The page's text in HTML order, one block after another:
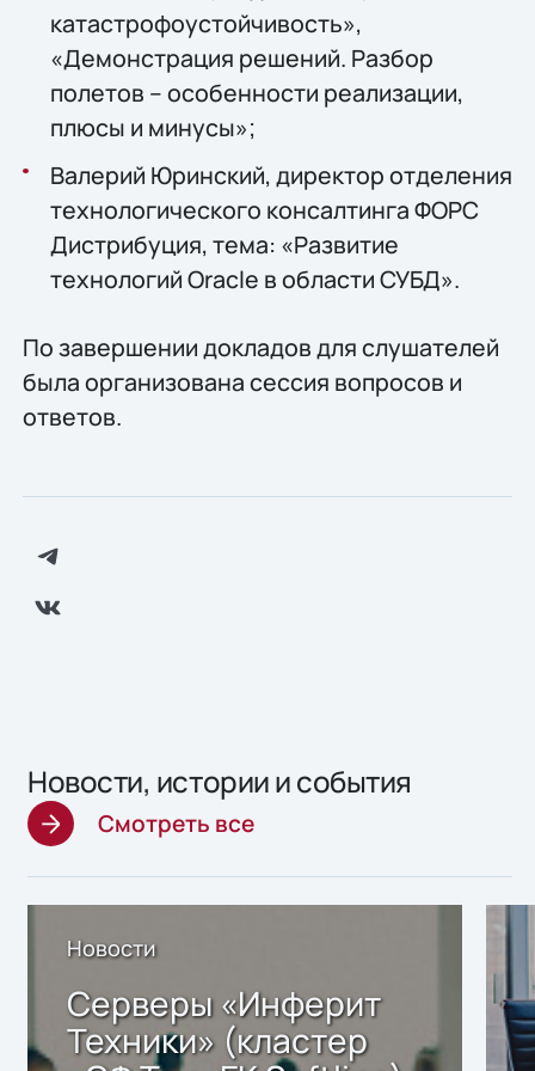
катастрофоустойчивость»,
«Демонстрация решений. Разбор
полетов – особенности реализации,
плюсы и минусы»;
Валерий Юринский, директор отделения
технологического консалтинга ФОРС
Дистрибуция, тема: «Развитие
технологий Oracle в области СУБД».
По завершении докладов для слушателей
была организована сессия вопросов и
ответов.
Новости, истории и события
Смотреть все
Новости
Серверы «Инферит
Техники» (кластер